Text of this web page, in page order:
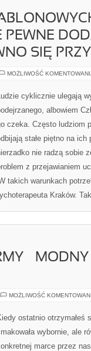
PEWNE
SIĘ
MOŻLIWOŚĆ
cyklicznie ulegają
albowiem
czeka. Często ludziom
stałe piętno na ich
nie radzą sobie
z przejawianiem
takich warunkach
Kraków.
–
MOŻLIWOŚĆ
ostatnio otrzymałeś
wybornie, ale
marce przez